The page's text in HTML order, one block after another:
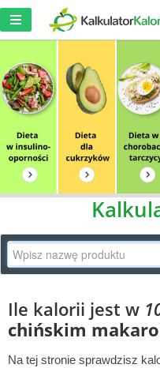
Ile kalorii jest w
chińskim
Na tej stronie sprawdzisz